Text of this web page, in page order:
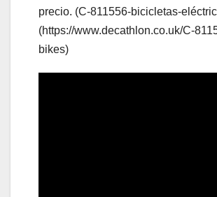
precio. (C-811556-bicicletas-
(https://www.decathlon.co.uk/C-
bikes)